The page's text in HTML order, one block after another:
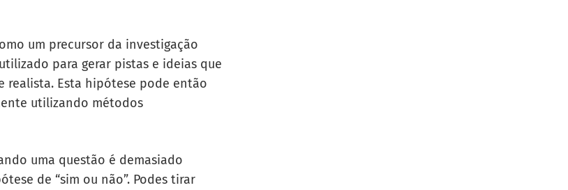
um precursor da investigação
para gerar pistas e ideias que
realista. Esta hipótese pode então
utilizando métodos
uma questão é demasiado
de “sim ou não”. Podes tirar